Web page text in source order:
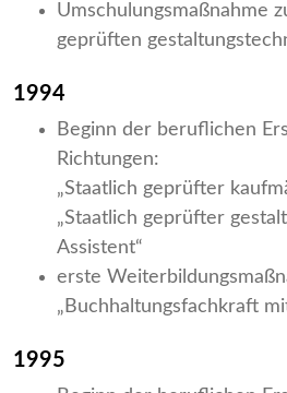
Umschulungsmaßnahme
geprüften
1994
Beginn der beruflichen
Richtungen:
„Staatlich geprüfter
„Staatlich geprüfter
Assistent“
erste
„Buchhaltungsfachkraft
1995